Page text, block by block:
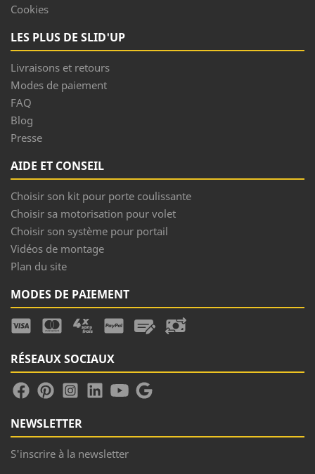
Cookies
LES PLUS DE SLID'UP
Livraisons et retours
Modes de paiement
FAQ
Blog
Presse
AIDE ET CONSEIL
Choisir son kit pour porte coulissante
Choisir sa motorisation pour volet
Choisir son système pour portail
Vidéos de montage
Plan du site
MODES DE PAIEMENT
RÉSEAUX SOCIAUX
NEWSLETTER
S'inscrire à la newsletter